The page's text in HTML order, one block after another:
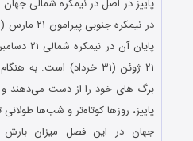
۲۱ ژوئن (۳۱ خرداد) است. به
برگ‌ های خود را از دست می‌دهند و
پاییز، روزها کوتاه‌تر و شب‌ها
جهان در این فصل میزان